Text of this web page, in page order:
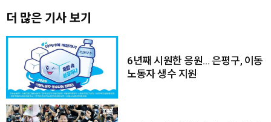
더 많은 기사 보기
6년째 시원한 응원… 은평구, 이동
노동자 생수 지원